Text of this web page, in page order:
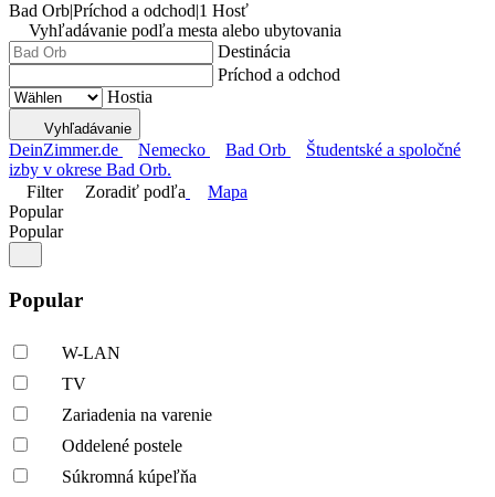
Bad Orb|Príchod a odchod|1 Hosť
Vyhľadávanie podľa mesta alebo ubytovania
Destinácia
Príchod a odchod
Hostia
Vyhľadávanie
DeinZimmer.de Nemecko Bad Orb
Študentské a spoločné
izby v okrese Bad Orb.
Filter
Zoradiť podľa
Mapa
Popular
Popular
Popular
W-LAN
TV
Zariadenia na varenie
Oddelené postele
Súkromná kúpeľňa